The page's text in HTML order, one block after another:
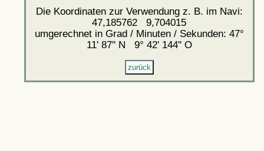
Die Koordinaten zur Verwendung z. B. im Navi:
47,185762 9,704015
umgerechnet in Grad / Minuten / Sekunden: 47°
11' 87'' N 9° 42' 144'' O